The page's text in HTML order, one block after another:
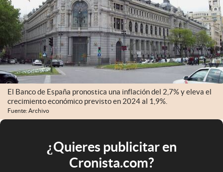
El Banco de España pronostica una inflación del 2,7% y eleva el
crecimiento económico previsto en 2024 al 1,9%.
Fuente: Archivo
¿Quieres publicitar en
Cronista.com?